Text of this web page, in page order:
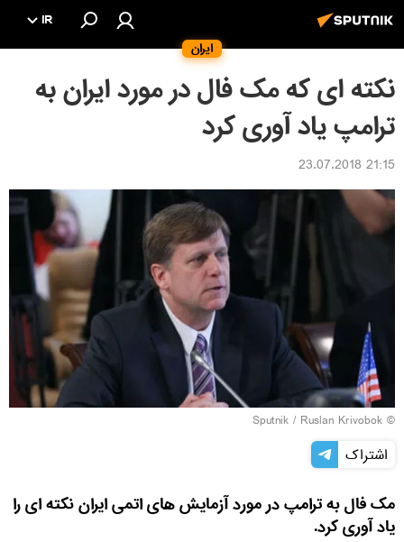
ایران
IR
نکته ای که مک فال در مورد ایران به
ترامپ یاد آوری کرد
21:15 23.07.2018
© Sputnik / Ruslan Krivobok
اشتراک
مک فال به ترامپ در مورد آزمایش های اتمی ایران نکته ای را
یاد آوری کرد.